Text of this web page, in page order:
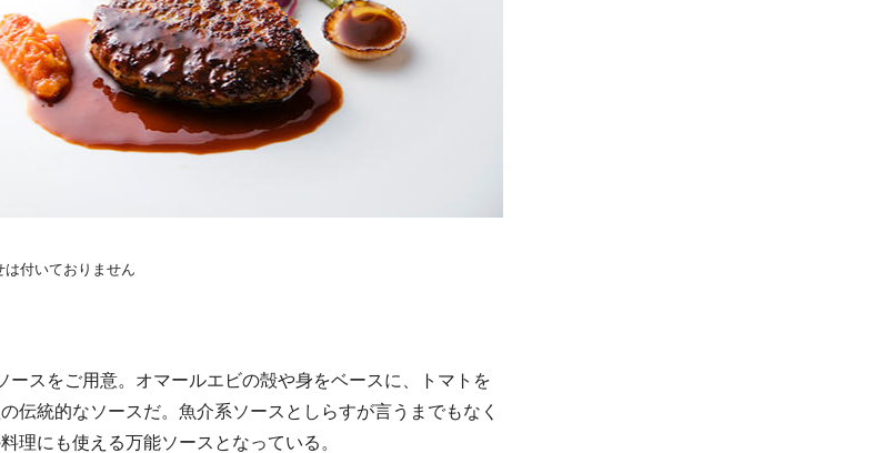
付いておりません
ースをご用意。オマールエビの殻や身をベースに、トマトを
伝統的なソースだ。魚介系ソースとしらすが言うまでもなく
理にも使える万能ソースとなっている。